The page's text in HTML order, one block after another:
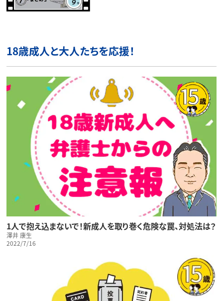
18歳成人と大人たちを応援！
1人で抱え込まないで！新成人を取り巻く危険な罠、対処法は？
澤井 康生
2022/7/16